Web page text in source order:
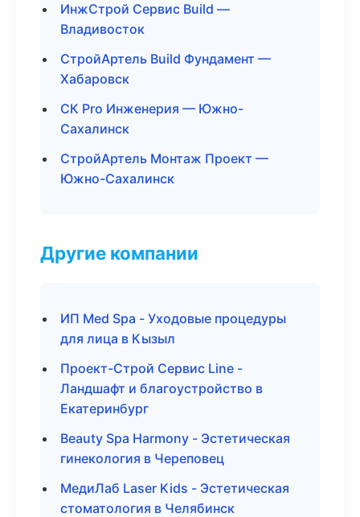
ИнжСтрой Сервис Build —
Владивосток
СтройАртель Build Фундамент —
Хабаровск
СК Pro Инженерия — Южно-
Сахалинск
СтройАртель Монтаж Проект —
Южно-Сахалинск
Другие компании
ИП Med Spa - Уходовые процедуры
для лица в Кызыл
Проект-Строй Сервис Line -
Ландшафт и благоустройство в
Екатеринбург
Beauty Spa Harmony - Эстетическая
гинекология в Череповец
МедиЛаб Laser Kids - Эстетическая
стоматология в Челябинск